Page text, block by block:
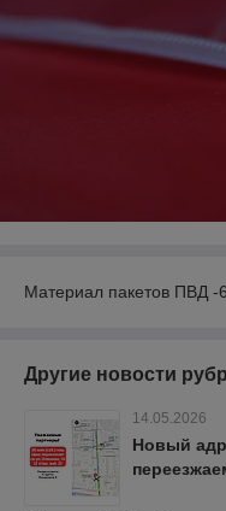
Материал пакетов ПВД -
Другие новости
14.05.2026
Новый